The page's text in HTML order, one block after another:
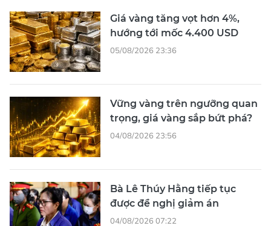
Giá vàng tăng vọt hơn 4%,
hướng tới mốc 4.400 USD
05/08/2026 23:36
Vững vàng trên ngưỡng quan
trọng, giá vàng sắp bứt phá?
04/08/2026 23:56
Bà Lê Thúy Hằng tiếp tục
được đề nghị giảm án
04/08/2026 07:22